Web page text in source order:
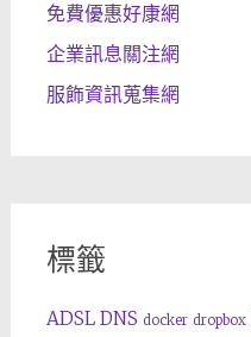
免費優惠好康網
企業訊息關注網
服飾資訊蒐集網
標籤
ADSL DNS docker dropbox